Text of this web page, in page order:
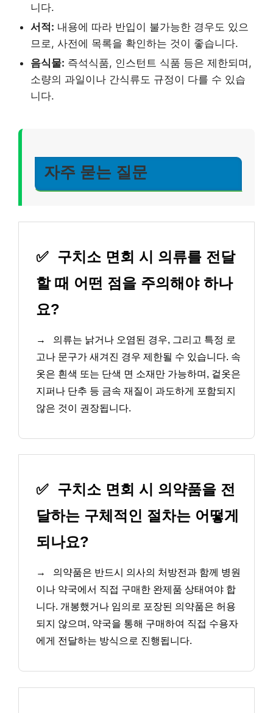
니다.
서적: 내용에 따라 반입이 불가능한 경우도 있으
므로, 사전에 목록을 확인하는 것이 좋습니다.
음식물: 즉석식품, 인스턴트 식품 등은 제한되며,
소량의 과일이나 간식류도 규정이 다를 수 있습
니다.
자주 묻는 질문
✅
구치소 면회 시 의류를 전달
할 때 어떤 점을 주의해야 하나
요?
→
의류는 낡거나 오염된 경우, 그리고 특정 로
고나 문구가 새겨진 경우 제한될 수 있습니다. 속
옷은 흰색 또는 단색 면 소재만 가능하며, 겉옷은
지퍼나 단추 등 금속 재질이 과도하게 포함되지
않은 것이 권장됩니다.
✅
구치소 면회 시 의약품을 전
달하는 구체적인 절차는 어떻게
되나요?
→
의약품은 반드시 의사의 처방전과 함께 병원
이나 약국에서 직접 구매한 완제품 상태여야 합
니다. 개봉했거나 임의로 포장된 의약품은 허용
되지 않으며, 약국을 통해 구매하여 직접 수용자
에게 전달하는 방식으로 진행됩니다.